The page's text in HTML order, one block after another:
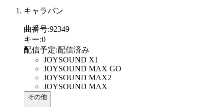
キャラバン
曲番号:92349
キー:0
配信予定:配信済み
JOYSOUND X1
JOYSOUND MAX GO
JOYSOUND MAX2
JOYSOUND MAX
その他